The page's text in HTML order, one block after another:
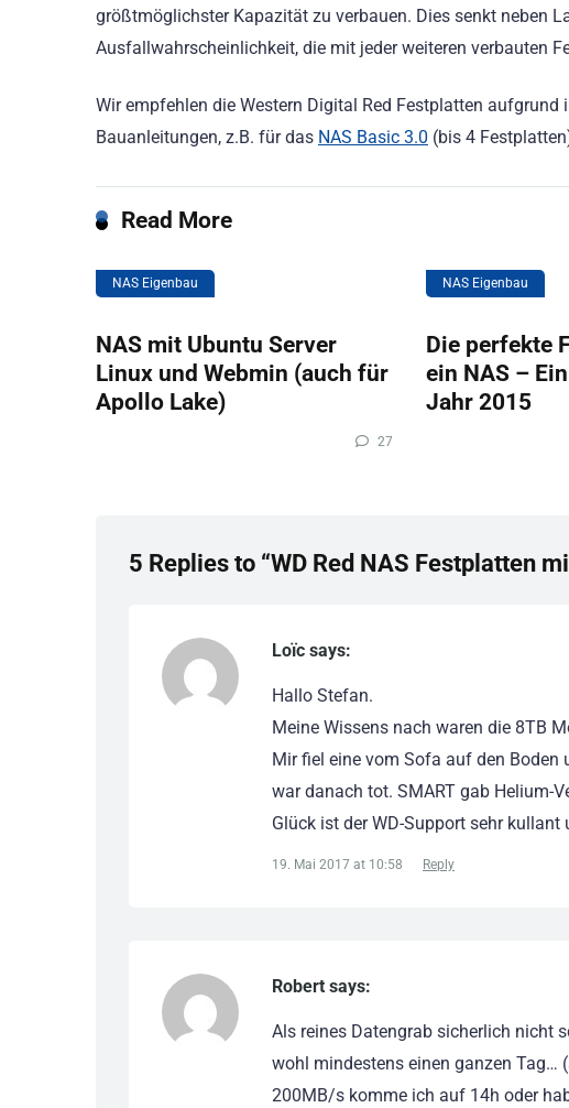
größtmöglichster Kapazität zu verbauen. Dies senkt neben
Ausfallwahrscheinlichkeit, die mit jeder weiteren verbauten
Wir empfehlen die Western Digital Red Festplatten
Bauanleitungen, z.B. für das NAS Basic 3.0 (bis 4
Read More
NAS Eigenbau
NAS mit Ubuntu Server
Linux und Webmin (auch für
Apollo Lake)
27
NAS Eigenbau
Die perfekte
ein NAS –
Jahr 2015
5 Replies to “WD Red NAS Festplatten
Loïc says:
Hallo Stefan.
Meine Wissens nach waren die 8TB
Mir fiel eine vom Sofa auf den Boden
war danach tot. SMART gab Helium-
Glück ist der WD-Support sehr kullant
19. Mai 2017 at 10:58 Reply
Robert says:
Als reines Datengrab sicherlich nicht
wohl mindestens einen ganzen Tag…
200MB/s komme ich auf 14h oder